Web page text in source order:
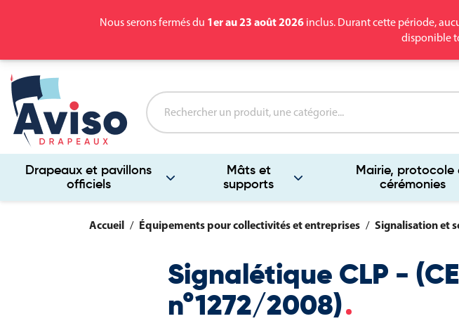
Nous serons fermés du 1er au 23 août 2026 inclus. Durant cette période,
disponible
Drapeaux et pavillons
officiels
Mâts et
supports
Mairie, protocole
cérémonies
Accueil Équipements pour collectivités et entreprises Signalisation et
Signalétique CLP - (CE
n°1272/2008)